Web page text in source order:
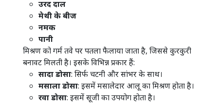
उरद दाल
मेथी के बीज
नमक
पानी
मिश्रण को गर्म तवे पर पतला फैलाया जाता है, जिससे कुरकुरी
बनावट मिलती है। इसके विभिन्न प्रकार हैं:
सादा डोसा: सिर्फ चटनी और सांभर के साथ।​
मसाला डोसा: इसमें मसालेदार आलू का मिश्रण होता है।​
रवा डोसा: इसमें सूजी का उपयोग होता है।​